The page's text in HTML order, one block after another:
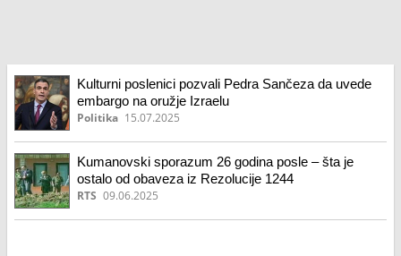
Kulturni poslenici pozvali Pedra Sančeza da uvede
embargo na oružje Izraelu
Politika 15.07.2025
Kumanovski sporazum 26 godina posle – šta je
ostalo od obaveza iz Rezolucije 1244
RTS 09.06.2025